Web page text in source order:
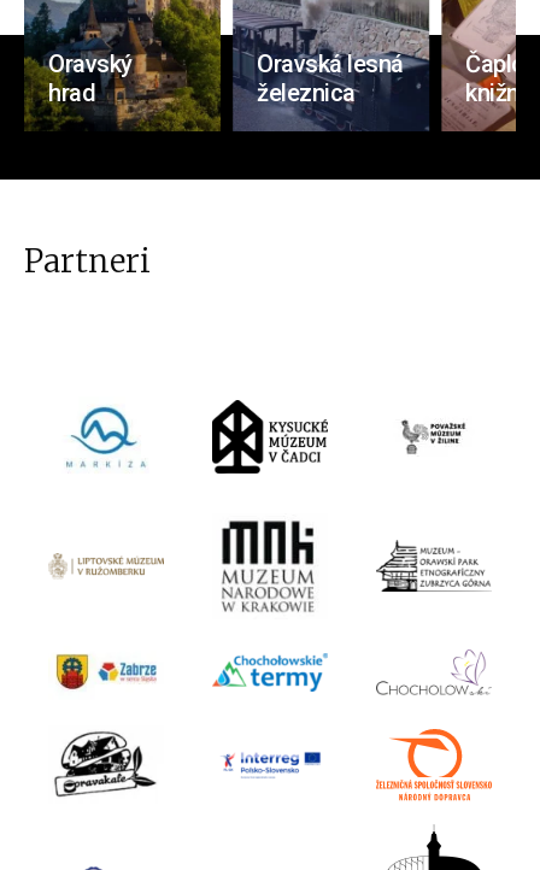
Oravský
hrad
Oravská lesná
železnica
Partneri